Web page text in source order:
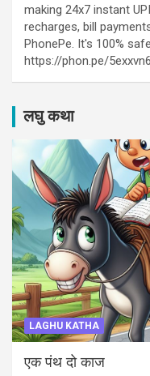
making 24x7 instant
recharges, bill
PhonePe. It's 100%
https://phon.pe/
लघु कथा
LAGHU KATHA
एक पंथ दो काज